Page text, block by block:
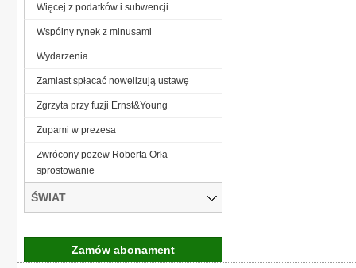
Więcej z podatków i subwencji
Wspólny rynek z minusami
Wydarzenia
Zamiast spłacać nowelizują ustawę
Zgrzyta przy fuzji Ernst&Young
Zupami w prezesa
Zwrócony pozew Roberta Orła -
sprostowanie
ŚWIAT
Zamów abonament